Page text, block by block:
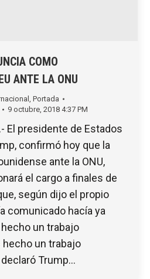
COMO
ANTE LA ONU
, Portada
9 octubre, 2018 4:37 PM
El presidente de Estados
confirmó hoy que la
ante la ONU,
el cargo a finales de
según dijo el propio
comunicado hacía ya
un trabajo
un trabajo
Trump…